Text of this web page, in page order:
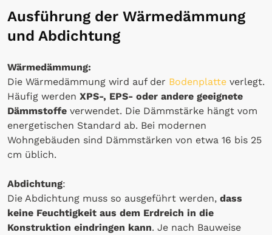
Ausführung der Wärmedämmung
und Abdichtung
Wärmedämmung:
Die Wärmedämmung wird auf der Bodenplatte verlegt.
Häufig werden XPS-, EPS- oder andere geeignete
Dämmstoffe verwendet. Die Dämmstärke hängt vom
energetischen Standard ab. Bei modernen
Wohngebäuden sind Dämmstärken von etwa 16 bis 25
cm üblich.
Abdichtung:
Die Abdichtung muss so ausgeführt werden, dass
keine Feuchtigkeit aus dem Erdreich in die
Konstruktion eindringen kann. Je nach Bauweise